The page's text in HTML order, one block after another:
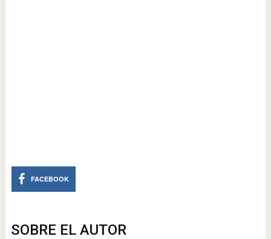
FACEBOOK
SOBRE EL AUTOR